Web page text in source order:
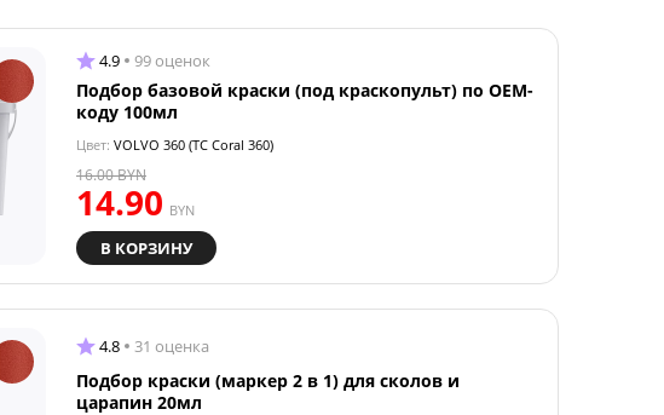
4.9 99 оценок
Подбор базовой краски (под краскопульт) по OEM-
коду 100мл
Цвет: VOLVO 360 (TC Coral 360)
14.90 BYN
16.00BYN
В КОРЗИНУ
4.8 31 оценка
Подбор краски (маркер 2 в 1) для сколов и
царапин 20мл